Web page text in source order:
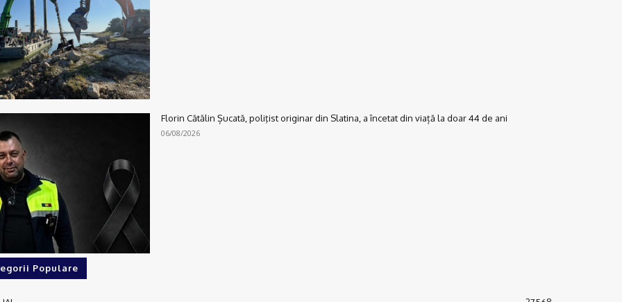
Florin Cătălin Șucată, poliţist originar din Slatina, a încetat din viață la doar 44 de ani
06/08/2026
Populare